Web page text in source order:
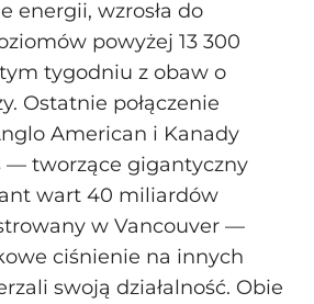
energii, wzrosła do
powyżej 13 300
tygodniu z obaw o
Ostatnie połączenie
American i Kanady
— tworzące gigantyczny
wart 40 miliardów
w Vancouver —
ciśnienie na innych
swoją działalność. Obie